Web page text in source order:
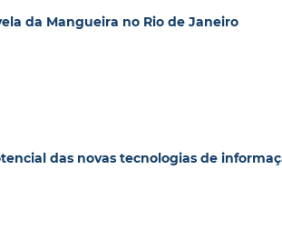
da Mangueira no Rio de Janeiro
das novas tecnologias de